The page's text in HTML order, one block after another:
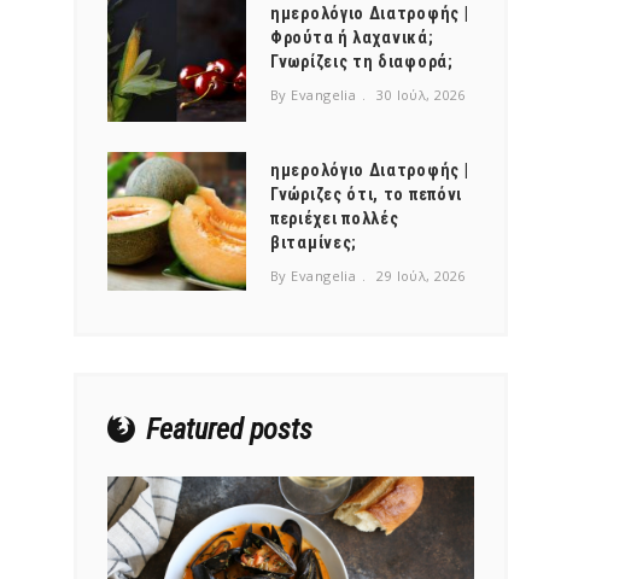
ημερολόγιο Διατροφής |
Φρούτα ή λαχανικά;
Γνωρίζεις τη διαφορά;
By Evangelia 30 Ιούλ, 2026
ημερολόγιο Διατροφής |
Γνώριζες ότι, το πεπόνι
περιέχει πολλές
βιταμίνες;
By Evangelia 29 Ιούλ, 2026
Featured posts